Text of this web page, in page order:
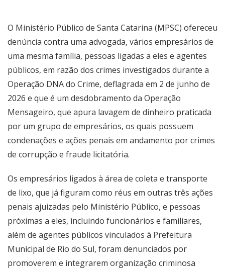
O Ministério Público de Santa Catarina (MPSC) ofereceu
denúncia contra uma advogada, vários empresários de
uma mesma família, pessoas ligadas a eles e agentes
públicos, em razão dos crimes investigados durante a
Operação DNA do Crime, deflagrada em 2 de junho de
2026 e que é um desdobramento da Operação
Mensageiro, que apura lavagem de dinheiro praticada
por um grupo de empresários, os quais possuem
condenações e ações penais em andamento por crimes
de corrupção e fraude licitatória.
Os empresários ligados à área de coleta e transporte
de lixo, que já figuram como réus em outras três ações
penais ajuizadas pelo Ministério Público, e pessoas
próximas a eles, incluindo funcionários e familiares,
além de agentes públicos vinculados à Prefeitura
Municipal de Rio do Sul, foram denunciados por
promoverem e integrarem organização criminosa